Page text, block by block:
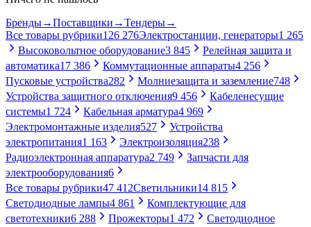
Бренды→Поставщики →Тендеры→
Все товары рубрики126 276Электростанции, генераторы1 265
Высоковольтное оборудование3 845
Релейная защита и
автоматика17 386 Коммутационные аппараты4 256
Пусковые устройства282 Молниезащита и заземление748
Устройства защитного отключения9 456
Кабеленесущие
системы1 724 Кабельная арматура4 969
Электромонтажные изделия527
Устройства
электропитания1 163 Электроизоляция238
Радиоэлектронная аппаратура2 749
Запчасти для
электрооборудования6
Все товары рубрики47 412Светильники14 815
Светодиодные лампы4 861
Комплектующие для
светотехники6 288 Прожекторы1 472
Светодиодное